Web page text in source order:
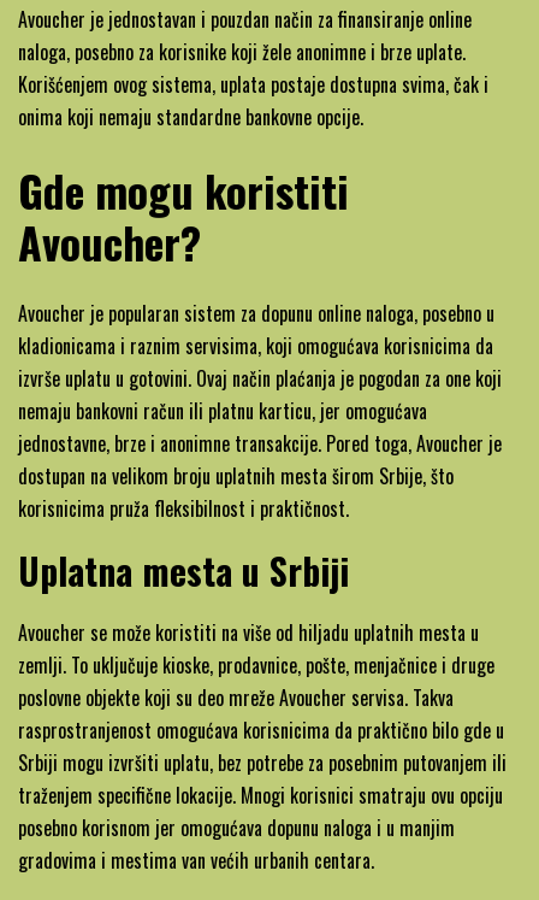
Avoucher je jednostavan i pouzdan način za finansiranje online
naloga, posebno za korisnike koji žele anonimne i brze uplate.
Korišćenjem ovog sistema, uplata postaje dostupna svima, čak i
onima koji nemaju standardne bankovne opcije.
Gde mogu koristiti
Avoucher?
Avoucher je popularan sistem za dopunu online naloga, posebno u
kladionicama i raznim servisima, koji omogućava korisnicima da
izvrše uplatu u gotovini. Ovaj način plaćanja je pogodan za one koji
nemaju bankovni račun ili platnu karticu, jer omogućava
jednostavne, brze i anonimne transakcije. Pored toga, Avoucher je
dostupan na velikom broju uplatnih mesta širom Srbije, što
korisnicima pruža fleksibilnost i praktičnost.
Uplatna mesta u Srbiji
Avoucher se može koristiti na više od hiljadu uplatnih mesta u
zemlji. To uključuje kioske, prodavnice, pošte, menjačnice i druge
poslovne objekte koji su deo mreže Avoucher servisa. Takva
rasprostranjenost omogućava korisnicima da praktično bilo gde u
Srbiji mogu izvršiti uplatu, bez potrebe za posebnim putovanjem ili
traženjem specifične lokacije. Mnogi korisnici smatraju ovu opciju
posebno korisnom jer omogućava dopunu naloga i u manjim
gradovima i mestima van većih urbanih centara.